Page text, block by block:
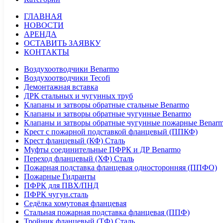
ГЛАВНАЯ
НОВОСТИ
АРЕНДА
ОСТАВИТЬ ЗАЯВКУ
КОНТАКТЫ
Воздухоотводчики Benarmo
Воздухоотводчики Tecofi
Демонтажная вставка
ДРК стальных и чугунных труб
Клапаны и затворы обратные стальные Benarmo
Клапаны и затворы обратные чугунные Benarmo
Клапаны и затворы обратные чугунные пожарные
Крест с пожарной подставкой фланцевый (ППКФ)
Крест фланцевый (КФ) Сталь
Муфты соединительные ПФРК и ДР Benarmo
Переход фланцевый (ХФ) Сталь
Пожарная подставка фланцевая односторонняя (ППФО)
Пожарные Гидранты
ПФРК для ПВХ/ПНД
ПФРК чугун.сталь
Седёлка хомутовая фланцевая
Стальная пожарная подставка фланцевая (ППФ)
Тройник фланцевый (ТФ) Сталь